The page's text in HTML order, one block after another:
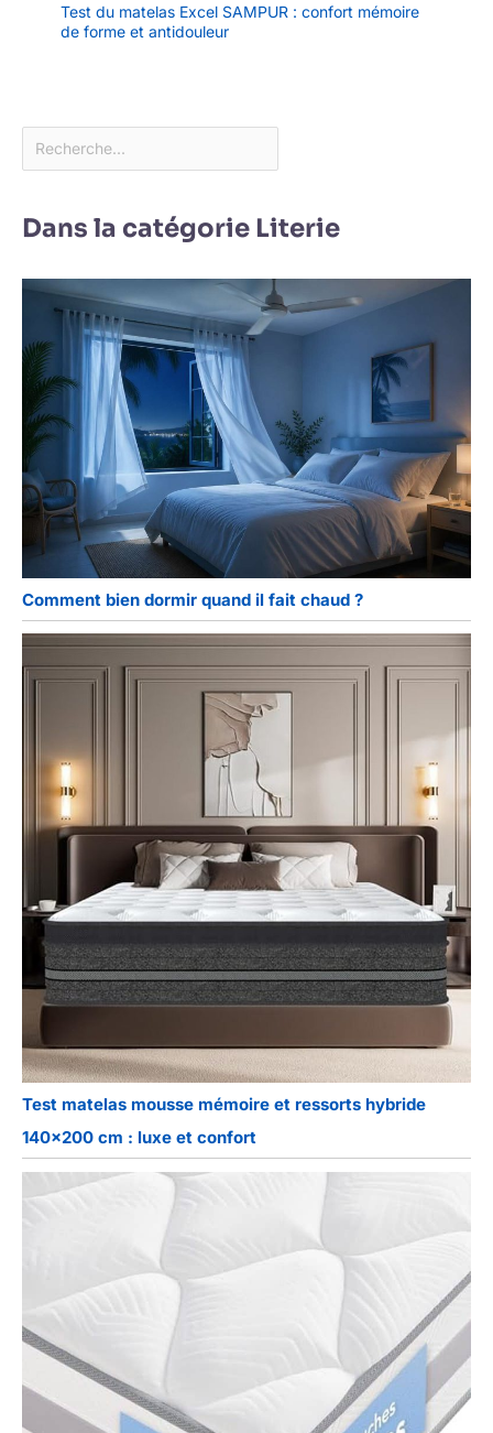
Test du matelas Excel SAMPUR : confort mémoire
de forme et antidouleur
Dans la catégorie Literie
Comment bien dormir quand il fait chaud ?
Test matelas mousse mémoire et ressorts hybride
140×200 cm : luxe et confort